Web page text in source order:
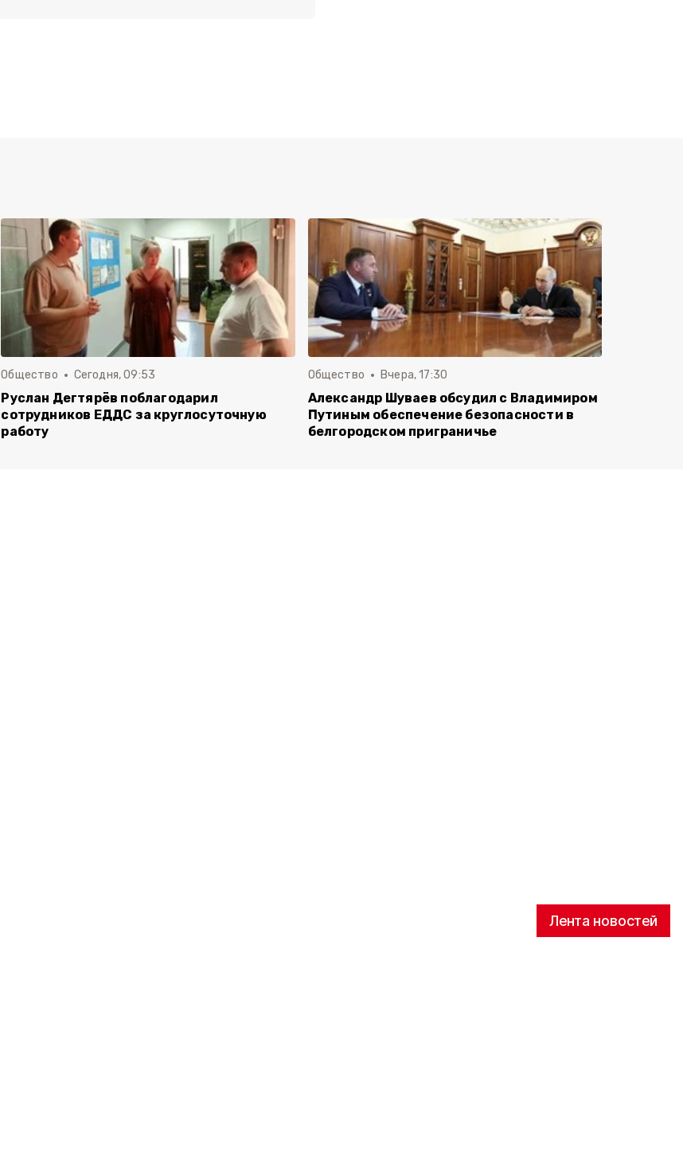
Лента новостей
Общество Сегодня, 09:53
Руслан Дегтярёв поблагодарил
сотрудников ЕДДС за круглосуточную
работу
Общество Вчера, 17:30
Александр Шуваев обсудил с Владимиром
Путиным обеспечение безопасности в
белгородском приграничье